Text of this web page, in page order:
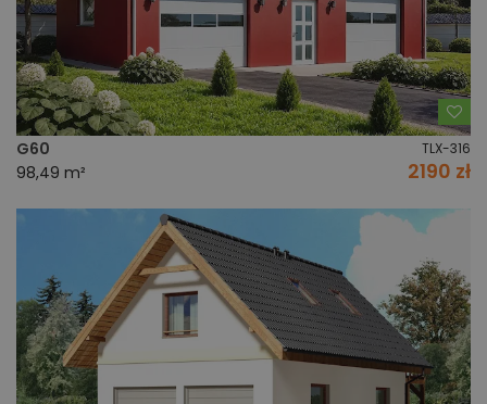
G60 TLX-316
98,49 m² 2190 zł